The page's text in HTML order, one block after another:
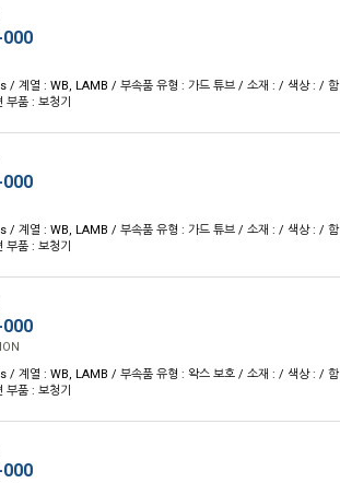
/ 계열 : WB, LAMB / 부속품 유형 : 가드 튜브 / 소재 : / 색상 : / 함
품 : 보청기
/ 계열 : WB, LAMB / 부속품 유형 : 가드 튜브 / 소재 : / 색상 : / 함
품 : 보청기
/ 계열 : WB, LAMB / 부속품 유형 : 왁스 보호 / 소재 : / 색상 : / 함
품 : 보청기